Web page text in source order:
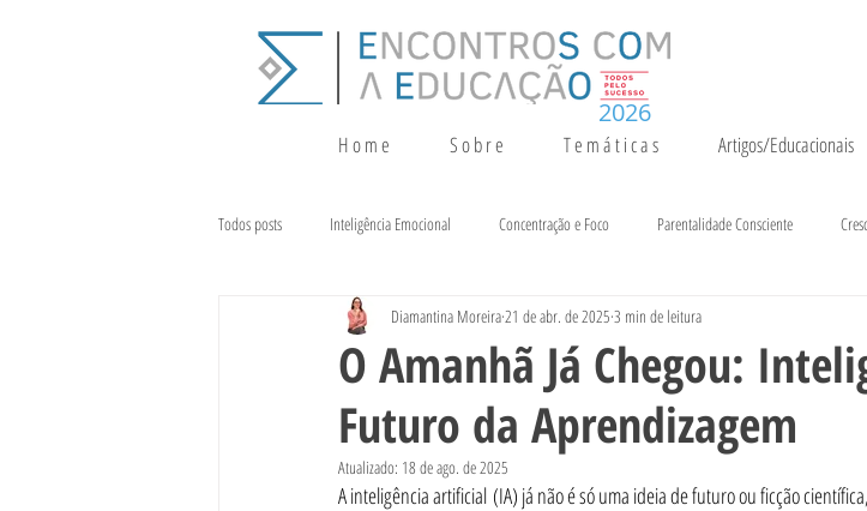
H o m e S o b r e T e m á t i c a s Artigos/Educacionais
2026
Todos posts Inteligência Emocional Concentração e Foco Parentalidade Consciente
Terapia da Fala Alimentação e Crescimento
O Amanhã Já Chegou:
Futuro da Aprendizagem
Diamantina Moreira21 de abr. de 2025 3 min de leitura
Atualizado: 18 de ago. de 2025
A inteligência artificial (IA) já não é só uma ideia de futuro ou ficção